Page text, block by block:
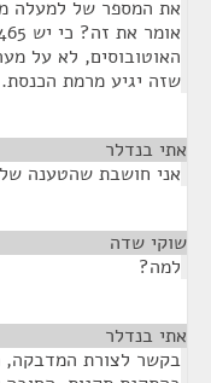
האוטובוסים, לא על
שזה יגיע מרמת
אתי בנדלר
אני חושבת שהטענה
שוקי שדה
למה?
אתי בנדלר
בקשר לצורת המדבקה,